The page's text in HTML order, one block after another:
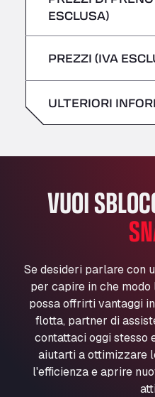
All 4 Trucks
Klaverbladstaat 21,
American Truck
Aut. A4 Salida 288 Pol.
Andamur La
Andamur Pamplona
Andamur San
Aut A1 Exit 385, 01207
Anpol Sp. z o.o.
Ul. Torunska 147,
Aqua Ariva GmbH
Marie-Curie-Straße 24,
Aral Autohof
An der Autobahn 1,
ARAL Autohof
Sabato –
giovedì
Sabato –
ESCLUSA)
PREZZI (IVA
ULTERIORI
VUOI
Se desideri parlare con
per capire in che
possa offrirti vantaggi
flotta, partner di
contattaci oggi stesso
aiutarti a ottimizzare
l'efficienza e aprire